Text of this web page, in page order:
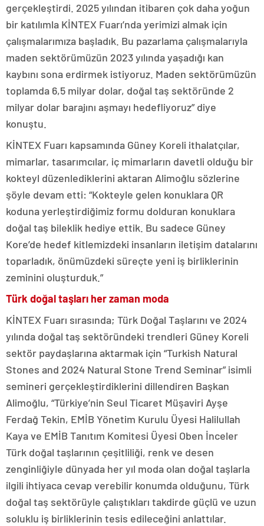
gerçekleştirdi. 2025 yılından itibaren çok daha yoğun
bir katılımla KİNTEX Fuarı’nda yerimizi almak için
çalışmalarımıza başladık. Bu pazarlama çalışmalarıyla
maden sektörümüzün 2023 yılında yaşadığı kan
kaybını sona erdirmek istiyoruz. Maden sektörümüzün
toplamda 6,5 milyar dolar, doğal taş sektöründe 2
milyar dolar barajını aşmayı hedefliyoruz” diye
konuştu.
KİNTEX Fuarı kapsamında Güney Koreli ithalatçılar,
mimarlar, tasarımcılar, iç mimarların davetli olduğu bir
kokteyl düzenlediklerini aktaran Alimoğlu sözlerine
şöyle devam etti: “Kokteyle gelen konuklara QR
koduna yerleştirdiğimiz formu dolduran konuklara
doğal taş bileklik hediye ettik. Bu sadece Güney
Kore’de hedef kitlemizdeki insanların iletişim datalarını
toparladık, önümüzdeki süreçte yeni iş birliklerinin
zeminini oluşturduk.”
Türk doğal taşları her zaman moda
KİNTEX Fuarı sırasında; Türk Doğal Taşlarını ve 2024
yılında doğal taş sektöründeki trendleri Güney Koreli
sektör paydaşlarına aktarmak için “Turkish Natural
Stones and 2024 Natural Stone Trend Seminar” isimli
semineri gerçekleştirdiklerini dillendiren Başkan
Alimoğlu, “Türkiye’nin Seul Ticaret Müşaviri Ayşe
Ferdağ Tekin, EMİB Yönetim Kurulu Üyesi Halilullah
Kaya ve EMİB Tanıtım Komitesi Üyesi Oben İnceler
Türk doğal taşlarının çeşitliliği, renk ve desen
zenginliğiyle dünyada her yıl moda olan doğal taşlarla
ilgili ihtiyaca cevap verebilir konumda olduğunu, Türk
doğal taş sektörüyle çalıştıkları takdirde güçlü ve uzun
soluklu iş birliklerinin tesis edileceğini anlattılar.